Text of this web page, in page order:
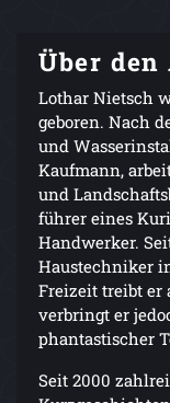
Über den
Lothar Nietsch
geboren. Nach
und
Kaufmann,
und
führer eines
Handwerker.
Haustechniker
Freizeit treibt er
verbringt er
phantastischer
Seit 2000